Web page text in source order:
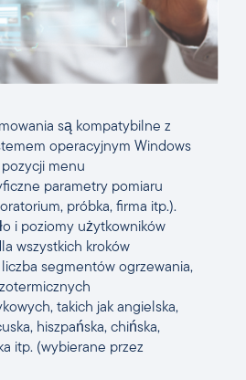
są kompatybilne z
operacyjnym Windows
menu
parametry pomiaru
próbka, firma itp.).
i poziomy użytkowników
wszystkich kroków
segmentów ogrzewania,
takich jak angielska,
hiszpańska, chińska,
itp. (wybierane przez